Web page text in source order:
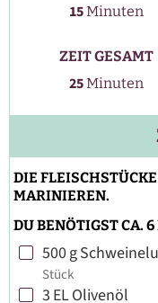
15Minuten
Minuten
ZEIT GESAMT
25Minuten
Minuten
DIE
MARINIEREN.
DU BENÖTIGST CA.
▢
500g
Stück
▢
3 ELOlivenöl